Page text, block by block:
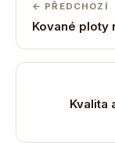
← PŘEDCHOZÍ
Kované ploty
Kvalita